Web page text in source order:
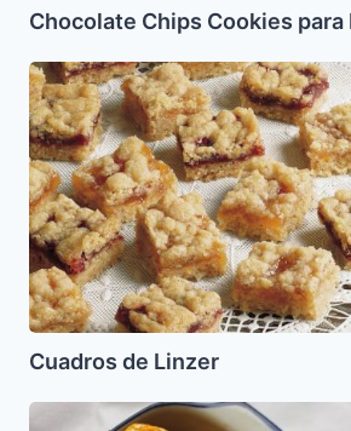
Chocolate Chips Cookies para
Cuadros
de
Linzer
Cuadros de Linzer
Rechias